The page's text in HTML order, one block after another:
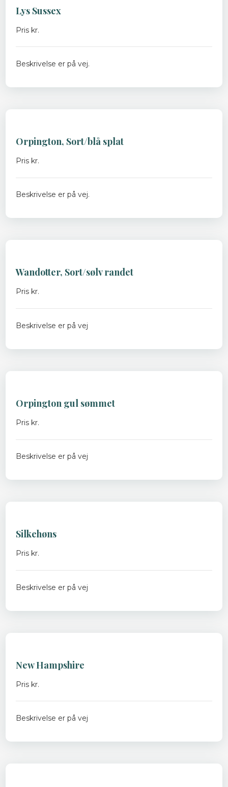
Lys Sussex
Pris kr.
Beskrivelse er på vej.
Orpington, Sort/blå splat
Pris kr.
Beskrivelse er på vej.
Wandotter, Sort/sølv randet​
Pris kr.
Beskrivelse er på vej
Orpington gul sømmet
Pris kr.
Beskrivelse er på vej
Silkehøns
Pris kr.
Beskrivelse er på vej
New Hampshire
Pris kr.
Beskrivelse er på vej